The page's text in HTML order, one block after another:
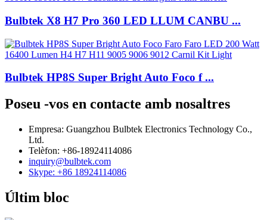
Bulbtek X8 H7 Pro 360 LED LLUM CANBU ...
Bulbtek HP8S Super Bright Auto Foco f ...
Poseu -vos en contacte amb nosaltres
Empresa: Guangzhou Bulbtek Electronics Technology Co.,
Ltd.
Telèfon: +86-18924114086
inquiry@bulbtek.com
Skype: +86 18924114086
Últim bloc